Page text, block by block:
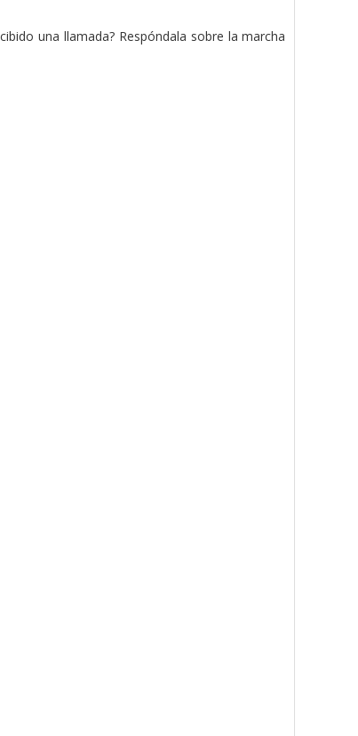
una llamada? Respóndala sobre la marcha